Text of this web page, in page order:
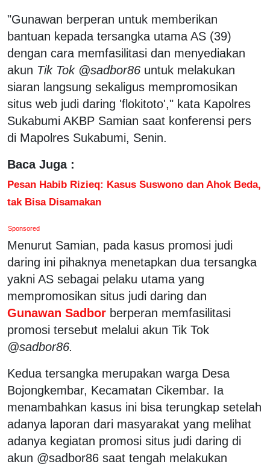
"Gunawan berperan untuk memberikan
bantuan kepada tersangka utama AS (39)
dengan cara memfasilitasi dan menyediakan
akun Tik Tok @sadbor86 untuk melakukan
siaran langsung sekaligus mempromosikan
situs web judi daring 'flokitoto'," kata Kapolres
Sukabumi AKBP Samian saat konferensi pers
di Mapolres Sukabumi, Senin.
Baca Juga :
Pesan Habib Rizieq: Kasus Suswono dan Ahok Beda,
tak Bisa Disamakan
Sponsored
Menurut Samian, pada kasus promosi judi
daring ini pihaknya menetapkan dua tersangka
yakni AS sebagai pelaku utama yang
mempromosikan situs judi daring dan
Gunawan Sadbor berperan memfasilitasi
promosi tersebut melalui akun Tik Tok
@sadbor86.
Kedua tersangka merupakan warga Desa
Bojongkembar, Kecamatan Cikembar. Ia
menambahkan kasus ini bisa terungkap setelah
adanya laporan dari masyarakat yang melihat
adanya kegiatan promosi situs judi daring di
akun @sadbor86 saat tengah melakukan